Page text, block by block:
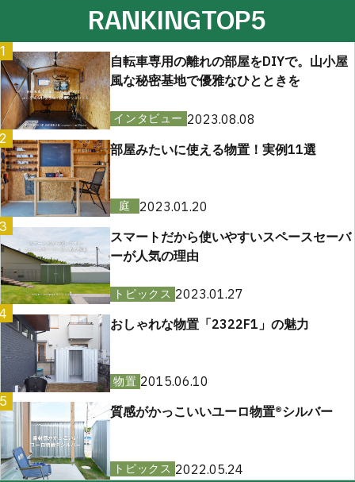
RANKINGTOP5
1
自転車専用の離れの部屋をDIYで。山小屋
風な秘密基地で優雅なひとときを
インタビュー 2023.08.08
2
部屋みたいに使える物置！実例11選
庭
2023.01.20
スマートだから使いやすいスペースセーバ
ーが人気の理由
トピックス 2023.01.27
おしゃれな物置「2322F1」の魅力
物置 2015.06.10
質感がかっこいいユーロ物置®︎シルバー
トピックス 2022.05.24